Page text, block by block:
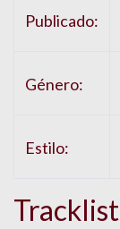
Publicado:
Género:
Estilo:
Tracklist